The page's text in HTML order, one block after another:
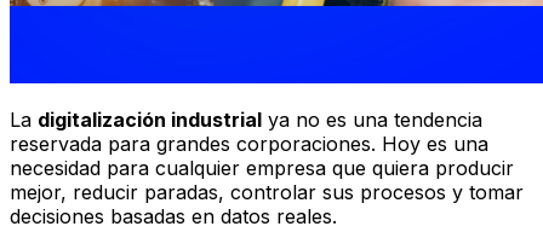
La digitalización industrial ya no es una tendencia
reservada para grandes corporaciones. Hoy es una
necesidad para cualquier empresa que quiera producir
mejor, reducir paradas, controlar sus procesos y tomar
decisiones basadas en datos reales.